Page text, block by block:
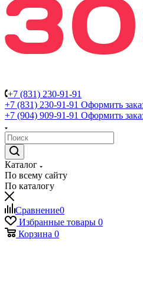
+7 (831) 230-91-91
+7 (831) 230-91-91 Оформить
+7 (904) 909-91-91 Оформить
Каталог
По всему сайту
По каталогу
Сравнение0
Избранные товары 0
Корзина 0